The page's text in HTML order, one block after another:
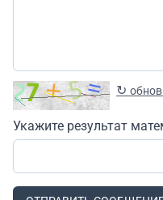
↻
Укажите результат